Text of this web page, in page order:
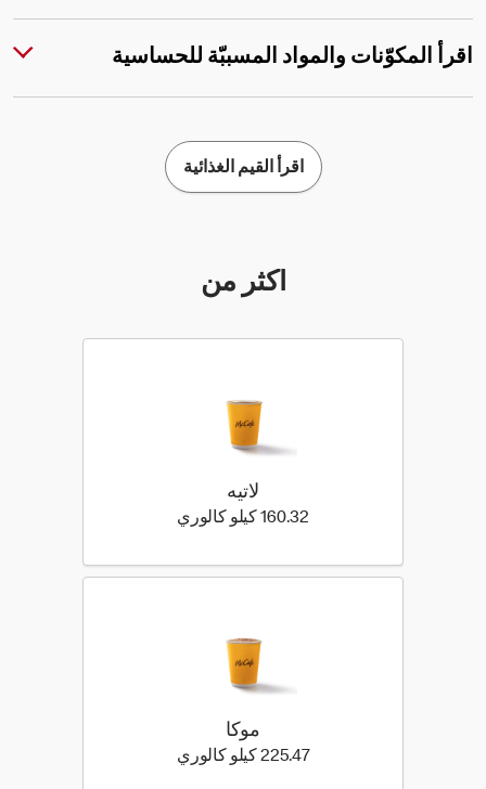
اقرأ المكوّنات والمواد المسببّة للحساسية
اقرأ القيم الغذائية
أكثر من
لاتيه
160.32 كيلو كالوري
موكا
225.47 كيلو كالوري